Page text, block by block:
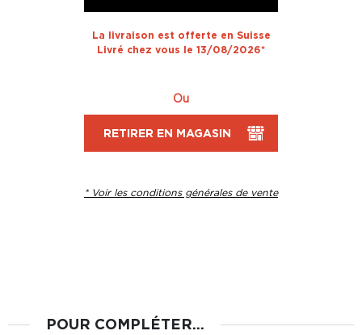
La livraison est offerte en Suisse
Livré chez vous le 13/08/2026*
Ou
RETIRER EN MAGASIN
* Voir les conditions générales de vente
POUR COMPLÉTER...